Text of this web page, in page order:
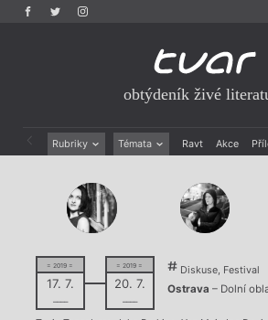
obtýdeník živé
Rubriky Témata Ravt Akce
Drobná publicistika
Esejistika
Recenze a reflexe
Rozhovory
Právě vychází
Mauzoleum
Divadlo
Dokument
Výroční ceny
= 2019 =
17. 7.
––––
= 2019 =
20. 7.
––––
Diskuse, Festival
Ostrava – Dolní